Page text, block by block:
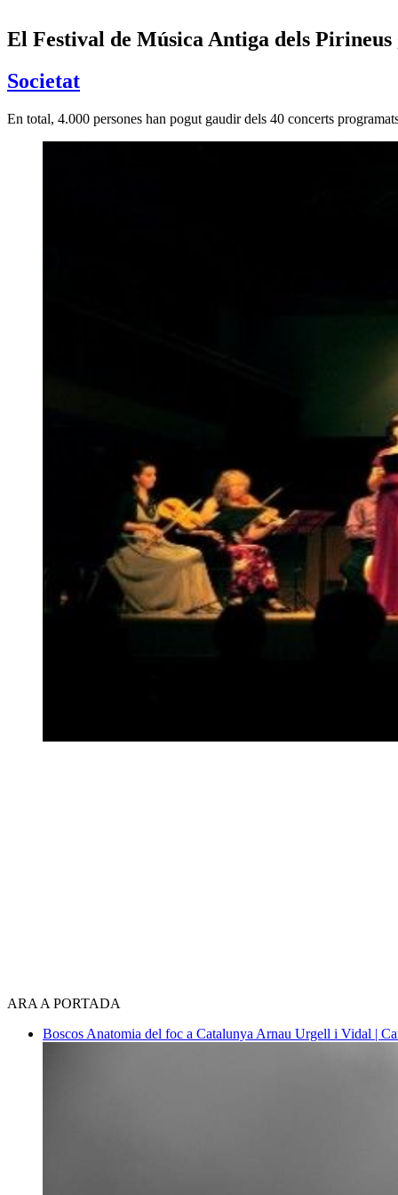
El Festival de Música Antiga dels
Societat
En total, 4.000 persones han pogut gaudir dels 40 concerts
ARA A PORTADA
Boscos Anatomia del foc a Catalunya Arnau Urgell i Vidal |